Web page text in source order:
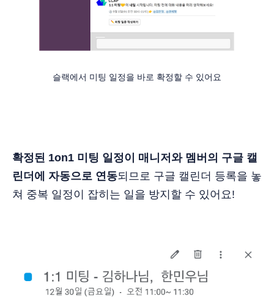
슬랙에서 미팅 일정을 바로 확정할 수 있어요
확정된 1on1 미팅 일정이 매니저와 멤버의 구글 캘
린더에 자동으로 연동되므로 구글 캘린더 등록을 놓
쳐 중복 일정이 잡히는 일을 방지할 수 있어요!